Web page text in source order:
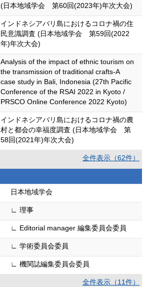
(日本地域学会 第60回(2023年)年次大会)
インドネシアバリ島におけるコロナ禍の住
民意識調査 (日本地域学会 第59回(2022
年)年次大会)
Analysis of the impact of ethnic tourism on
the transmission of traditional crafts-A
case study in Bali, Indonesia (27th Pacific
Conference of the RSAI 2022 in Kyoto /
PRSCO Online Conference 2022 Kyoto)
インドネシアバリ島におけるコロナ禍の農
村と都会の幸福度調査 (日本地域学会 第
58回(2021年)年次大会)
全件表示（62件）
日本地域学会
∟ 理事
∟ Editorial manager 編集委員会委員
∟ 学術委員会委員
∟ 機関誌編集委員会委員
全件表示（11件）